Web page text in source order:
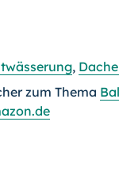
,
zum Thema